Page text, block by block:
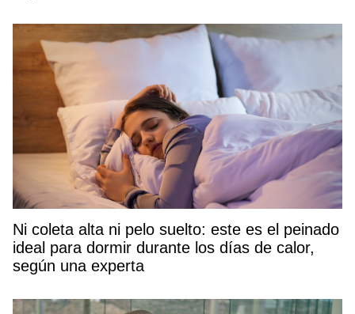
Ni coleta alta ni pelo suelto: este es el peinado
ideal para dormir durante los días de calor,
según una experta